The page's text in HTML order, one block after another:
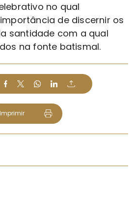
no qual
de discernir os
santidade com a qual
na fonte batismal.
Imprimir